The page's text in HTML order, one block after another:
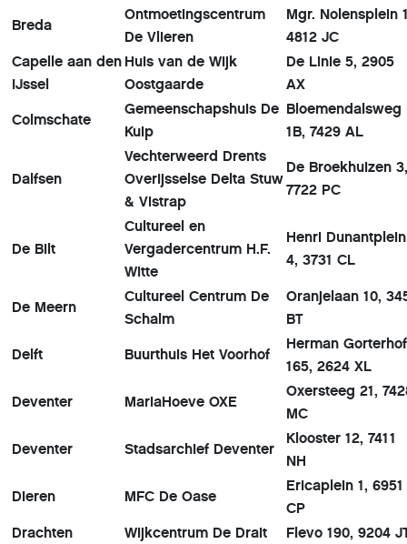
Breda
Ontmoetingscentrum
De Vlieren
Mgr. Nolensplein
4812 JC
Capelle aan den
IJssel
Huis van de Wijk
Oostgaarde
De Linie 5, 2905
AX
Colmschate
Gemeenschapshuis De
Kuip
Bloemendalsweg
1B, 7429 AL
Dalfsen
Vechterweerd Drents
Overijsselse Delta Stuw
& Vistrap
De Broekhuizen 3,
7722 PC
De Bilt
Cultureel en
Vergadercentrum H.F.
Witte
Henri Dunantplein
4, 3731 CL
De Meern
Cultureel Centrum De
Schalm
Oranjelaan 10,
BT
Delft Buurthuis Het Voorhof
Herman Gorterhof
165, 2624 XL
Deventer MariaHoeve OXE
Oxersteeg 21,
MC
Deventer Stadsarchief Deventer
Klooster 12, 7411
NH
Dieren MFC De Oase
Ericaplein 1, 6951
CP
Drachten
Wijkcentrum De Drait Flevo 190, 9204